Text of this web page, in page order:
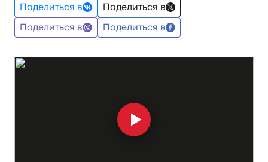
Поделиться в
Поделиться в
Поделиться в
Поделиться в